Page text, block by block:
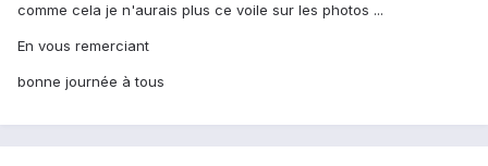
comme cela je n'aurais plus ce voile sur les photos ...
En vous remerciant
bonne journée à tous